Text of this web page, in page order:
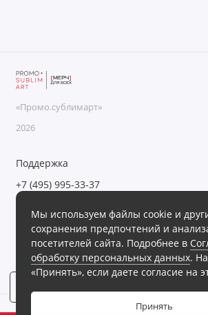
Значки
Игры
Игры и головоломки
Игры и игрушки
Мы используем файлы cookie и
сохранения предпочтений и
посетителей сайта. Подробнее в
обработку персональных данных.
«Принять», если даете согласие на
Принять
«Промо.сублимарт»
2026
Поддержка
+7 (495) 995-33-37
Обратный звонок
Пн-Пт с 09:00 до 18:00, Сб-Вс выходные
Мы в сети